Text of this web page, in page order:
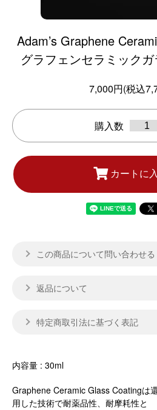
Adam’s Graphene
グラフェンセラミック
7,000円(税込
購入数
カートに
この商品について問い合わせる
返品について
特定商取引法に基づく表記
内容量 : 30ml
Graphene Ceramic Glass Coatingは
用した技術で耐薬品性、耐摩耗性と